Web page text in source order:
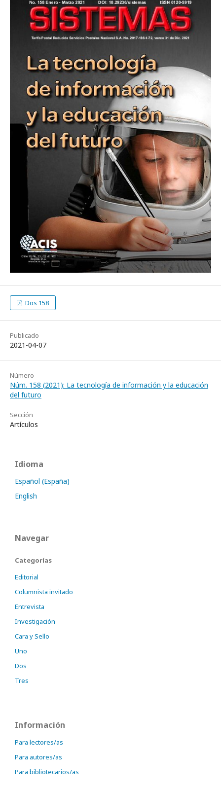
Dos 158
Publicado
2021-04-07
Número
Núm. 158 (2021): La tecnología de información y la educación
del futuro
Sección
Artículos
Idioma
Español (España)
English
Navegar
Categorías
Editorial
Columnista invitado
Entrevista
Investigación
Cara y Sello
Uno
Dos
Tres
Información
Para lectores/as
Para autores/as
Para bibliotecarios/as